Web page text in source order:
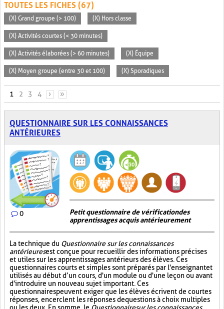
TOUTES LES FICHES (67)
(X) Grand groupe (> 100) (X) Hors classe
(X) Activités courtes (< 30 minutes)
(X) Activités élaborées (> 60 minutes) (X) Équipe
(X) Moyen groupe (entre 30 et 100) (X) Sporadiques
PAGES
1 2 3 4 › »
QUESTIONNAIRE SUR LES CONNAISSANCES
ANTÉRIEURES
0
Petit questionnaire de vérification des
apprentissages acquis antérieurement
La technique du Questionnaire sur les connaissances
antérieuresest conçue pour recueillir des informations précises
et utiles sur les apprentissages antérieurs des élèves. Ces
questionnaires courts et simples sont préparés par l'enseignant et
utilisés au début d’un cours, d'un module ou d'une leçon ou avant
d'introduire un nouveau sujet important. Ces
questionnaires peuvent exiger que les élèves écrivent de courtes
réponses, encerclent les réponses de questions à choix multiples